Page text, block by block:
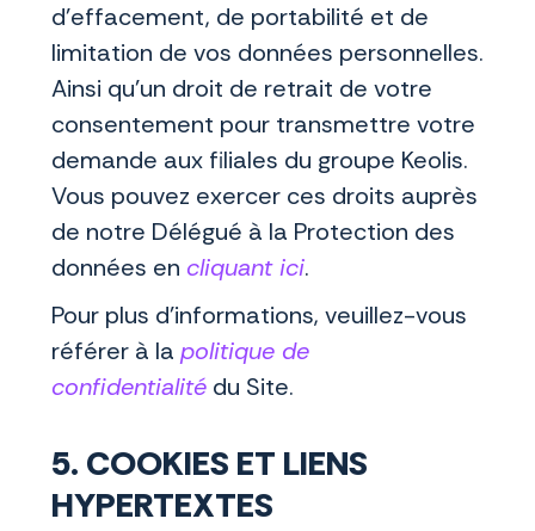
d’effacement, de portabilité et de
limitation de vos données personnelles.
Ainsi qu’un droit de retrait de votre
consentement pour transmettre votre
demande aux filiales du groupe Keolis.
Vous pouvez exercer ces droits auprès
de notre Délégué à la Protection des
données en cliquant ici.
Pour plus d'informations, veuillez-vous
référer à la politique de
confidentialitédu Site.
5. COOKIES ET LIENS
HYPERTEXTES